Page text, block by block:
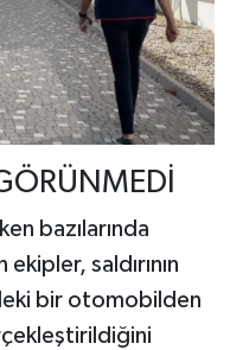
bazılarında
saldırının
bir otomobilden